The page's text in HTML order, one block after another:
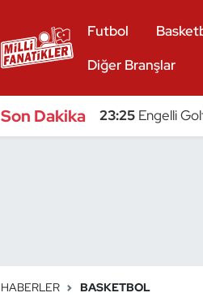
Futbol
Diğer Branşlar
Son Dakika 23:25 Engelli
HABERLER BASKETBOL